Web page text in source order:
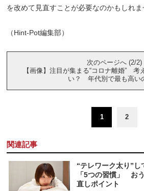
を改めて見直すことが必要なのかもしれま
（Hint-Pot編集部）
次のページへ (2/2)
【画像】注目が集まる“コロナ離婚” 考
い？ 年代別で最も高い
1 2
関連記事
“テレワーク太り”
「5つの習慣」 お
直しポイント